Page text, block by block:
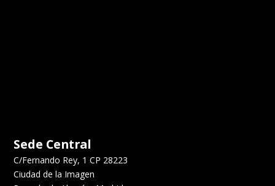
Sede Central
C/Fernando Rey, 1 CP 28223
Ciudad de la Imagen